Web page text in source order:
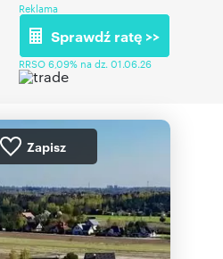
Reklama
Sprawdź ratę >>
RRSO 6,09% na dz. 01.06.26
Zapisz